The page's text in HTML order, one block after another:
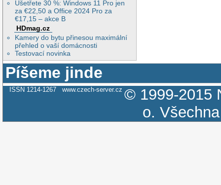
Ušetřete 30 %: Windows 11 Pro jen
za €22,50 a Office 2024 Pro za
€17,15 – akce B
HDmag.cz
Kamery do bytu přinesou maximální
přehled o vaší domácnosti
Testovací novinka
>>> md5 files
>>> md5 files
>>> md5 files
>>> md5 files
>>> md5 files
>>> md5 files
>>> md5 files
Píšeme jinde
ISSN 1214-1267 www.czech-server.cz © 1999-2015
o.